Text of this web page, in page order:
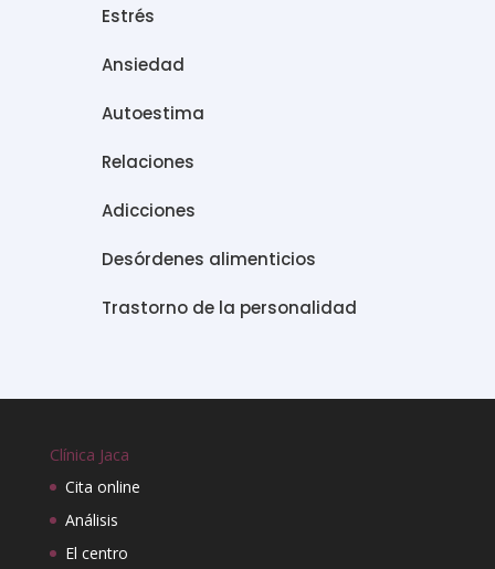
Estrés
Ansiedad
Autoestima
Relaciones
Adicciones
Desórdenes alimenticios
Trastorno de la personalidad
Clínica Jaca
Cita online
Análisis
El centro